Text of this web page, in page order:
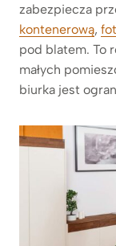
zabezpiecza
kontenerową,
pod blatem. To
małych
biurka jest